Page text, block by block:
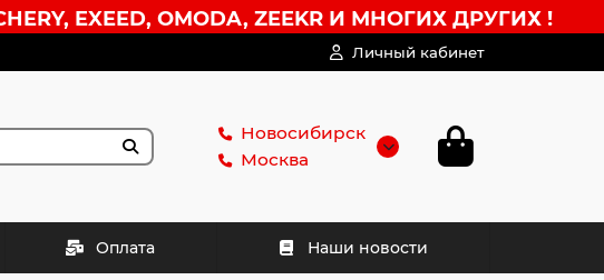
EXEED, OMODA, ZEEKR И МНОГИХ ДРУГИХ !
Личный кабинет
Новосибирск
Москва
Оплата Наши новости